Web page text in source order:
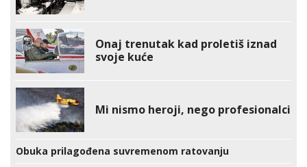
Onaj trenutak kad proletiš iznad
svoje kuće
Mi nismo heroji, nego profesionalci
Obuka prilagođena suvremenom ratovanju